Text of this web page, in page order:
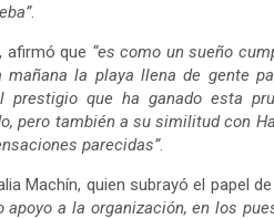
.
afirmó que “es como un sueño
la playa llena de gente
prestigio que ha ganado esta
pero también a su similitud con
parecidas”.
Machín, quien subrayó el papel de
a la organización, en los